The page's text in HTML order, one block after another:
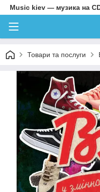
Music kiev — музика на
Товари та послуги